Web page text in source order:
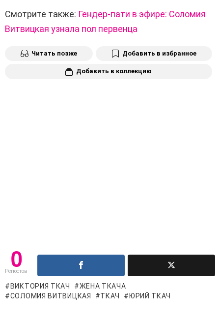
Смотрите также: Гендер-пати в эфире: Соломия
Витвицкая узнала пол первенца
Читать позже Добавить в избранное
Добавить в коллекцию
0
Репостов
ВИКТОРИЯ ТКАЧ
ЖЕНА ТКАЧА
СОЛОМИЯ ВИТВИЦКАЯ
ТКАЧ ЮРИЙ ТКАЧ